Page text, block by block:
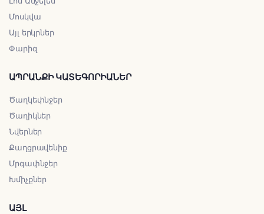
Մոսկվա
Այլ երկրներ
Փարիզ
ԱՊՐԱՆՔԻ ԿԱՏԵԳՈՐԻԱՆԵՐ
Ծաղկեփնջեր
Ծաղիկներ
Նվերներ
Քաղցրավենիք
Մրգափնջեր
Խմիչքներ
ԱՅԼ